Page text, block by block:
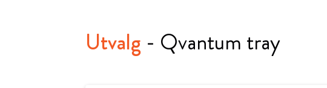
Utvalg - Qvantum tray